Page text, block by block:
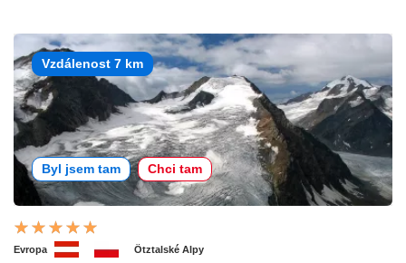
Vzdálenost 7 km
Byl jsem tam Chci tam
Evropa Ötztalské Alpy